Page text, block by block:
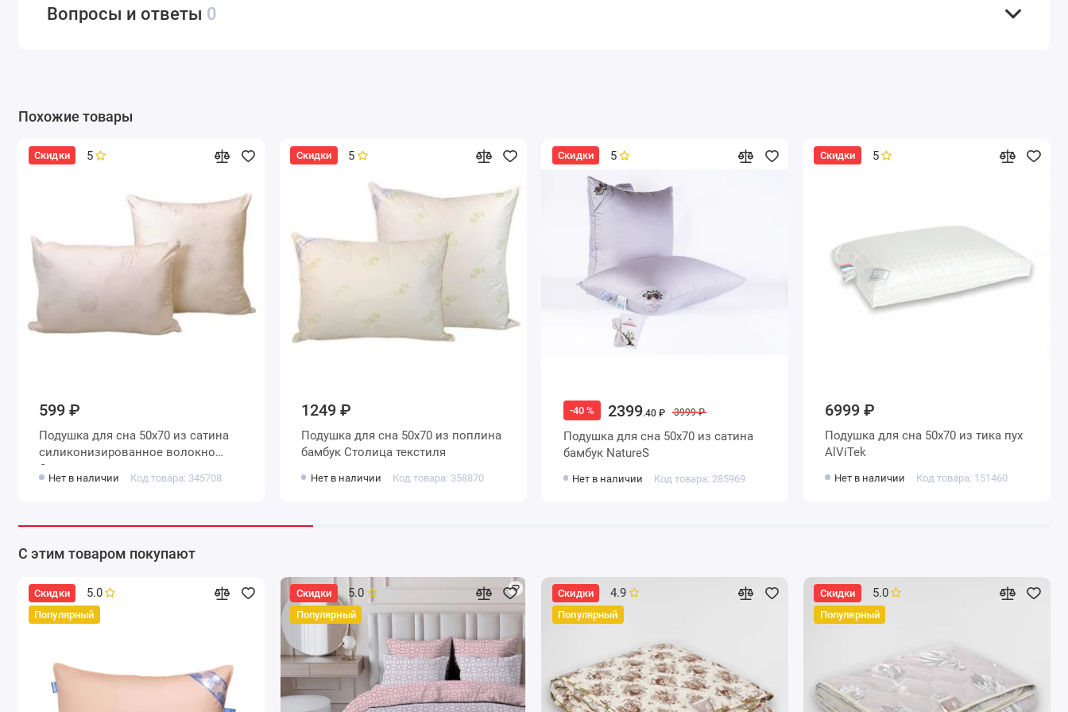
Вопросы и ответы 0
Похожие товары
Скидки 5
599 ₽
Подушка для сна 50х70 из сатина
силиконизированное волокно
Столица текстиля
Нет в наличии Код товара: 345708
Скидки 5
1249 ₽
Подушка для сна 50х70 из поплина
бамбук Столица текстиля
Нет в наличии Код товара: 358870
Скидки 5
-40 % 2399.40 ₽ 3999 ₽
Подушка для сна 50х70 из сатина
бамбук NatureS
Нет в наличии Код товара: 285969
Скидки 5
6999 ₽
Подушка для сна 50х70 из тика пух
AlViTek
Нет в наличии Код товара: 151460
С этим товаром покупают
Скидки
Популярный
5.0
Скидки
Популярный
5.0
Скидки
Популярный
4.9
Скидки
Популярный
5.0